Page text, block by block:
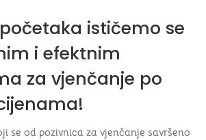
ističemo se
i efektnim
za vjenčanje po
se od pozivnica za vjenčanje savršeno